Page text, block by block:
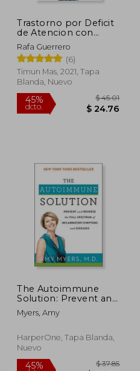
45%
dcto.
Trastorno por Deficit
de Atencion con
Hiperactividad
Rafa Guerrero
(6)
Timun Mas, 2021, Tapa
Blanda, Nuevo
The Autoimmune
Solution: Prevent and
Reverse the Full
Spectrum of
Symptoms and
Diseases (en Inglés)
Myers, Amy
HarperOne, Tapa Blanda,
Nuevo